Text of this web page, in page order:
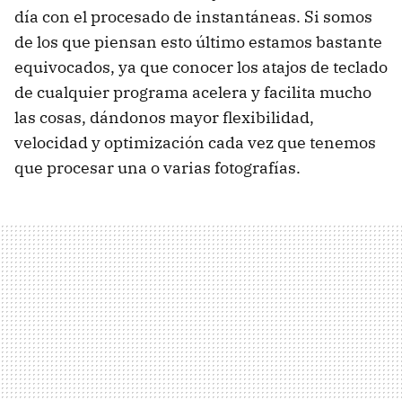
día con el procesado de instantáneas. Si somos
de los que piensan esto último estamos bastante
equivocados, ya que conocer los atajos de teclado
de cualquier programa acelera y facilita mucho
las cosas, dándonos mayor flexibilidad,
velocidad y optimización cada vez que tenemos
que procesar una o varias fotografías.